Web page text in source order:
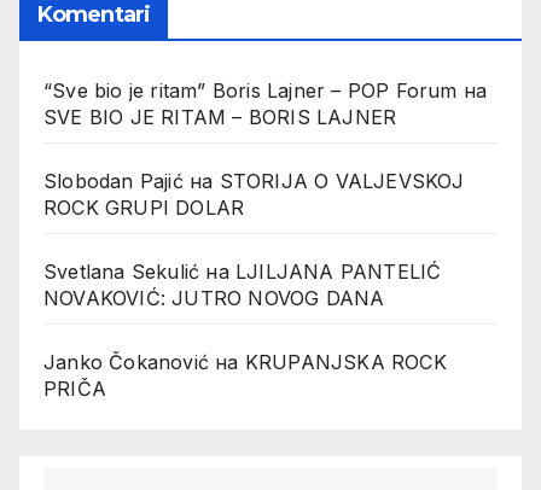
Komentari
“Sve bio je ritam” Boris Lajner – POP Forum на
SVE BIO JE RITAM – BORIS LAJNER
Slobodan Pajićна STORIJA O VALJEVSKOJ
ROCK GRUPI DOLAR
Svetlana Sekulić на LJILJANA PANTELIĆ
NOVAKOVIĆ: JUTRO NOVOG DANA
Janko Čokanović на KRUPANJSKA ROCK
PRIČA